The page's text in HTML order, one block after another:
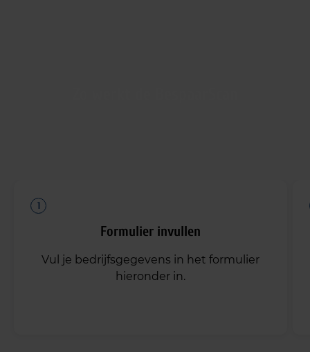
Formulier invullen
Vul je bedrijfsgegevens in het formulier
hieronder in.